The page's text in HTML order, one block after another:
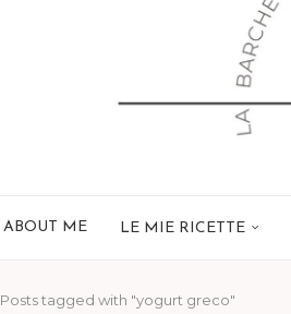
ABOUT ME LE MIE RICETTE
Posts tagged with "yogurt greco"